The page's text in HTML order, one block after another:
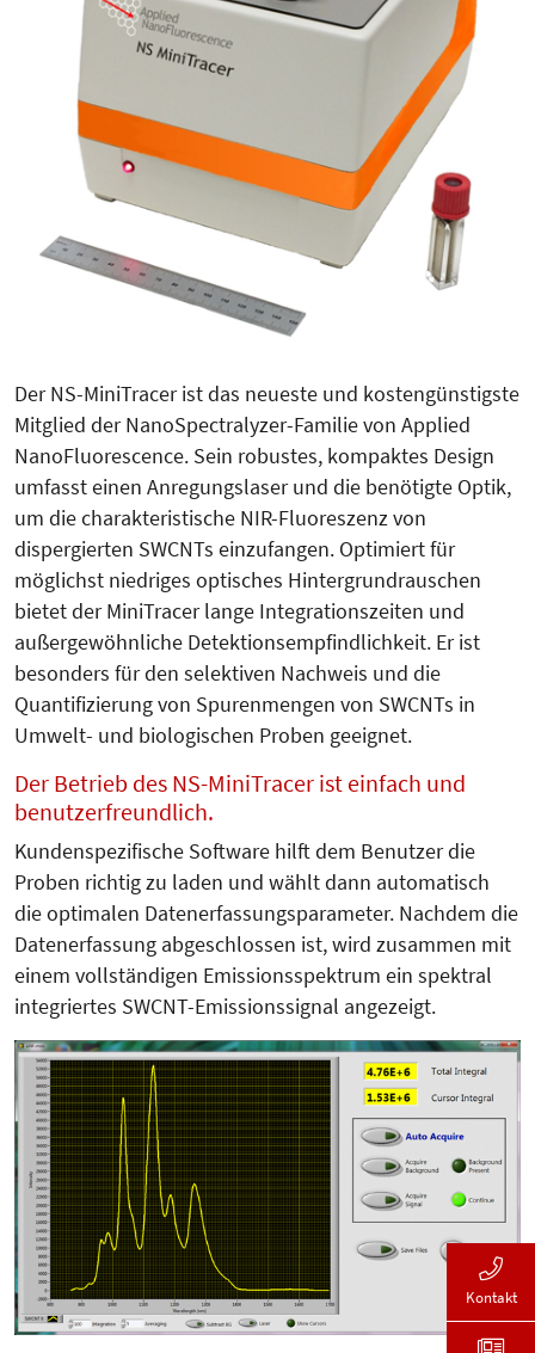
Der NS-MiniTracer ist das neueste und kostengünstigste
Mitglied der NanoSpectralyzer-Familie von App­lied
NanoFluorescence. Sein robus­tes, kompaktes Design
umfasst einen Anregungslaser und die benötigte Optik,
um die charakteristische NIR-Fluoreszenz von
dispergierten SWCNTs einzufangen. Optimiert für
möglichst niedriges optisches Hintergrundrauschen
bietet der MiniTracer lange Integrations­zeiten und
außergewöhnliche Detek­tionsempfindlichkeit. Er ist
besonders für den selektiven Nachweis und die
Quantifi­zierung von Spurenmengen von SWCNTs in
Umwelt- und biologischen Proben geeignet.
Der Betrieb des NS-MiniTracer ist einfach und
benutzerfreundlich.
Kundenspezifische Software hilft dem Benutzer die
Proben richtig zu laden und wählt dann automatisch
die optimalen Datenerfassungsparameter. Nachdem die
Datenerfassung abgeschlossen ist, wird zusammen mit
einem vollständigen Emissions­spek­trum ein spektral
integriertes SWCNT-Emissionssignal angezeigt.
Kontakt